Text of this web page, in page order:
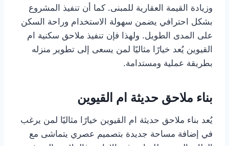
وزيادة القيمة العقارية للمبنى. كما أن تنفيذ المشروع
بشكل احترافي يضمن سهولة الاستخدام وراحة السكن
على المدى الطويل. ولهذا فإن تنفيذ ملاحق سكنية ام
القيوين يُعد خيارًا مثاليًا لمن يسعى إلى تطوير منزله
بطريقة عملية ومستدامة.
بناء ملاحق حديثة ام القيوين
يُعد بناء ملاحق حديثة ام القيوين خيارًا مثاليًا لمن يرغب
في إضافة مساحة جديدة بتصميم عصري يتماشى مع